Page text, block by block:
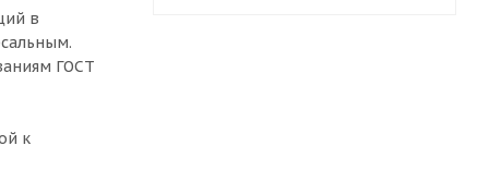
в
ГОСТ
к